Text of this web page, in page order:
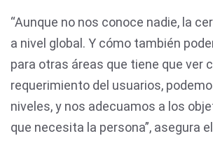
“Aunque no nos conoce nadie, la
a nivel global. Y cómo también
para otras áreas que tiene que ver
requerimiento del usuarios,
niveles, y nos adecuamos a los
que necesita la persona”, asegura